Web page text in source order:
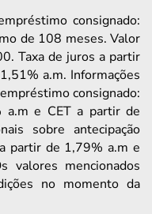
consignado:
de 108 meses. Valor
Taxa de juros a partir
a.m. Informações
consignado:
e CET a partir de
sobre antecipação
partir de 1,79% a.m e
valores mencionados
no momento da